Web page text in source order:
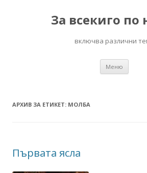
За всекиго по
включва различни
Меню
АРХИВ ЗА ЕТИКЕТ: МОЛБА
Първата ясла